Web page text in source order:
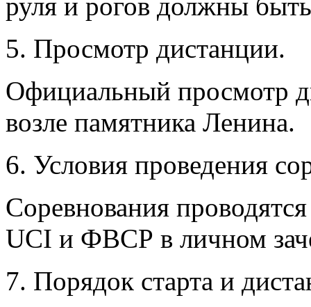
5. Просмотр дистанции.
Официальный просмотр
возле памятника Ленина.
6. Условия проведения
Соревнования
UCI и ФВСР в личном
7. Порядок старта и